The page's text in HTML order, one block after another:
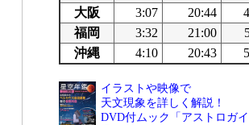
大阪
3:07 20:44
福岡
3:32 21:00
沖縄
4:10 20:43
イラストや映像で
天文現象を詳しく解説！
DVD付ムック「アストロガ